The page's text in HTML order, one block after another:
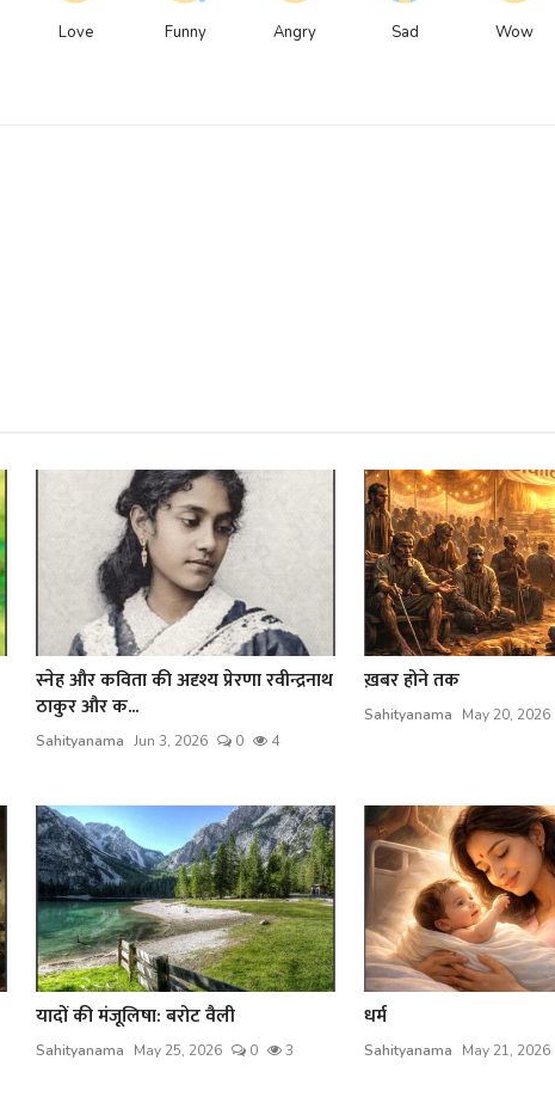
Love Funny Angry Sad Wow
स्नेह और कविता की अदृश्य प्रेरणा रवीन्द्रनाथ
ठाकुर और क...
Sahityanama Jun 3, 2026 0 4
ख़बर होने तक
Sahityanama May 20, 2026
यादों की मंजूलिषा: बरोट वैली
Sahityanama May 25, 2026 0 3
धर्म
Sahityanama May 21, 2026